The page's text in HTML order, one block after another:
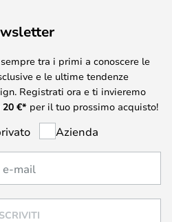
tra i primi a conoscere le
e le ultime tendenze
Registrati ora e ti invieremo
20 €* per il tuo prossimo acquisto!
Azienda